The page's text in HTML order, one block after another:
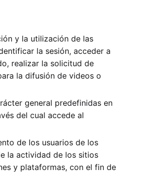
y la utilización de las
la sesión, acceder a
realizar la solicitud de
la difusión de videos o
general predefinidas en
del cual accede al
de los usuarios de los
la actividad de los sitios
y plataformas, con el fin de